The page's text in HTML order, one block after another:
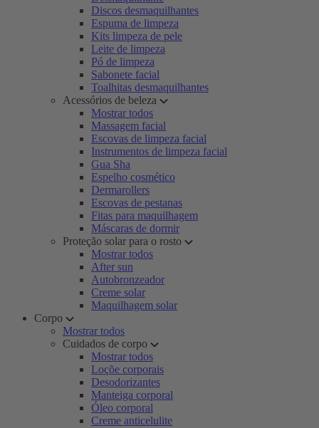
Discos desmaquilhantes
Espuma de limpeza
Kits limpeza de pele
Leite de limpeza
Pó de limpeza
Sabonete facial
Toalhitas desmaquilhantes
Acessórios de beleza
Mostrar todos
Massagem facial
Escovas de limpeza facial
Instrumentos de limpeza facial
Gua Sha
Espelho cosmético
Dermarollers
Escovas de pestanas
Fitas para maquilhagem
Máscaras de dormir
Proteção solar para o rosto
Mostrar todos
After sun
Autobronzeador
Creme solar
Maquilhagem solar
Corpo
Mostrar todos
Cuidados de corpo
Mostrar todos
Loçõe corporais
Desodorizantes
Manteiga corporal
Óleo corporal
Creme anticelulite